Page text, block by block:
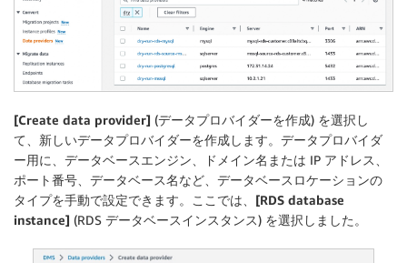
[Create data provider] (データプロバイダーを作成) を選択し
て、新しいデータプロバイダーを作成します。データプロバイダ
ー用に、データベースエンジン、ドメイン名または IP アドレス、
ポート番号、データベース名など、データベースロケーションの
タイプを手動で設定できます。ここでは、 [RDS database
instance] (RDS データベースインスタンス) を選択しました。